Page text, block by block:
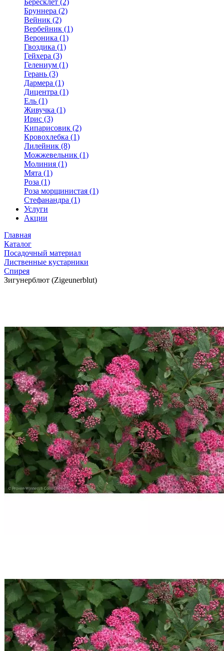
Бересклет (2)
Бруннера (2)
Вейник (2)
Вербейник (1)
Вероника (1)
Гвоздика (1)
Гейхера (3)
Гелениум (1)
Герань (3)
Дармера (1)
Дицентра (1)
Ель (1)
Живучка (1)
Ирис (3)
Кипарисовик (2)
Кровохлебка (1)
Лилейник (8)
Можжевельник (1)
Молиния (1)
Мята (1)
Роза (1)
Роза морщинистая (1)
Стефанандра (1)
Услуги
Акции
Главная
Каталог
Посадочный материал
Лиственные кустарники
Спирея
Зигунерблют (Zigeunerblut)